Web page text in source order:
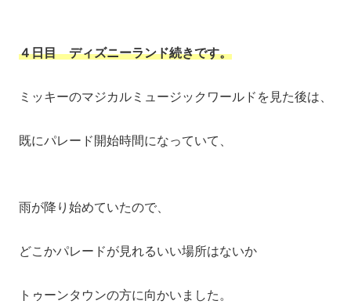
４日目 ディズニーランド続きです。
ミッキーのマジカルミュージックワールドを見た後は、
既にパレード開始時間になっていて、
雨が降り始めていたので、
どこかパレードが見れるいい場所はないか
トゥーンタウンの方に向かいました。